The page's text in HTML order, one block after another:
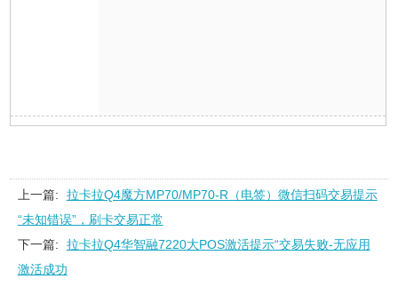
上一篇:
拉卡拉Q4魔方MP70/MP70-R（电签）微信扫码交易提示
“未知错误”，刷卡交易正常
下一篇:
拉卡拉Q4华智融7220大POS激活提示“交易失败-无应用
激活成功